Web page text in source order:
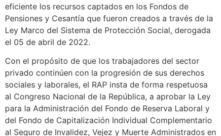
eficiente los recursos captados en los Fondos de
Pensiones y Cesantía que fueron creados a través de la
Ley Marco del Sistema de Protección Social, derogada
el 05 de abril de 2022.
Con el propósito de que los trabajadores del sector
privado continúen con la progresión de sus derechos
sociales y laborales, el RAP insta de forma respetuosa
al Congreso Nacional de la República, a aprobar la Ley
para la Administración del Fondo de Reserva Laboral y
del Fondo de Capitalización Individual Complementario
al Seguro de Invalidez, Vejez y Muerte Administrados en